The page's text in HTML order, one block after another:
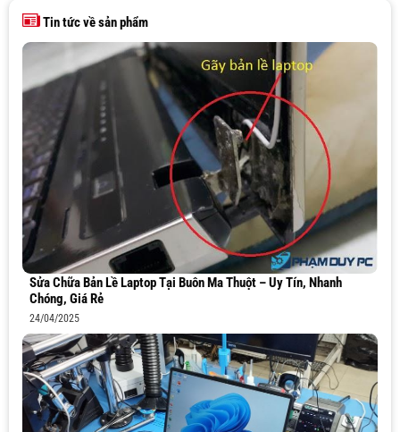
Tin tức về sản phẩm
Sửa Chữa Bản Lề Laptop Tại Buôn Ma Thuột – Uy Tín, Nhanh
Chóng, Giá Rẻ
24/04/2025